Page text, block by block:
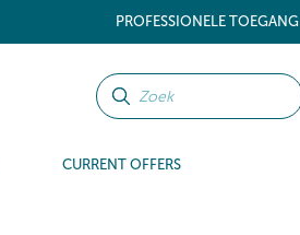
PROFESSIONELE TOEGANG
CURRENT OFFERS